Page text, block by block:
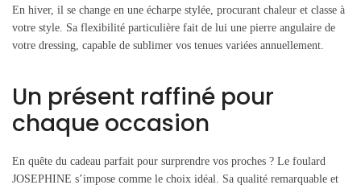
En hiver, il se change en une écharpe stylée, procurant chaleur et classe à
votre style. Sa flexibilité particulière fait de lui une pierre angulaire de
votre dressing, capable de sublimer vos tenues variées annuellement.
Un présent raffiné pour
chaque occasion
En quête du cadeau parfait pour surprendre vos proches ? Le foulard
JOSEPHINE s’impose comme le choix idéal. Sa qualité remarquable et